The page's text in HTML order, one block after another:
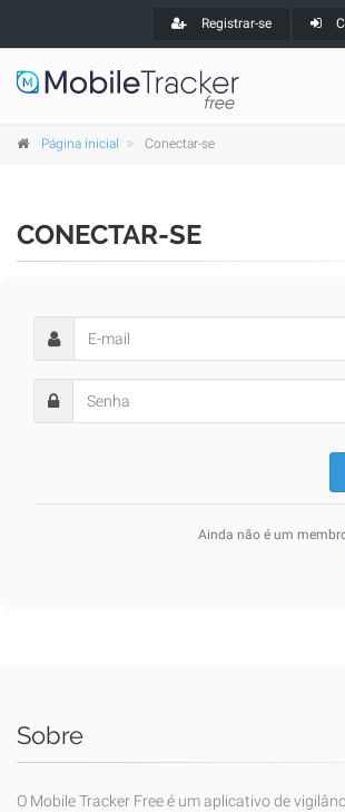
Registrar-se
Página inicial Conectar-se
CONECTAR-SE
Ainda não é um
Sobre
O Mobile Tracker Free é um aplicativo de